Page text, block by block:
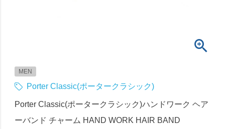
MEN
Porter Classic(ポータークラシック)
Porter Classic(ポータークラシック)ハンドワーク ヘア
ーバンド チャーム HAND WORK HAIR BAND